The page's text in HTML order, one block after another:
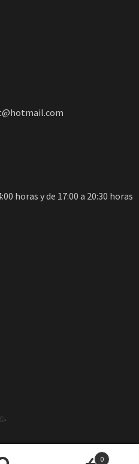
horas y de 17:00 a 20:30 horas
.
0